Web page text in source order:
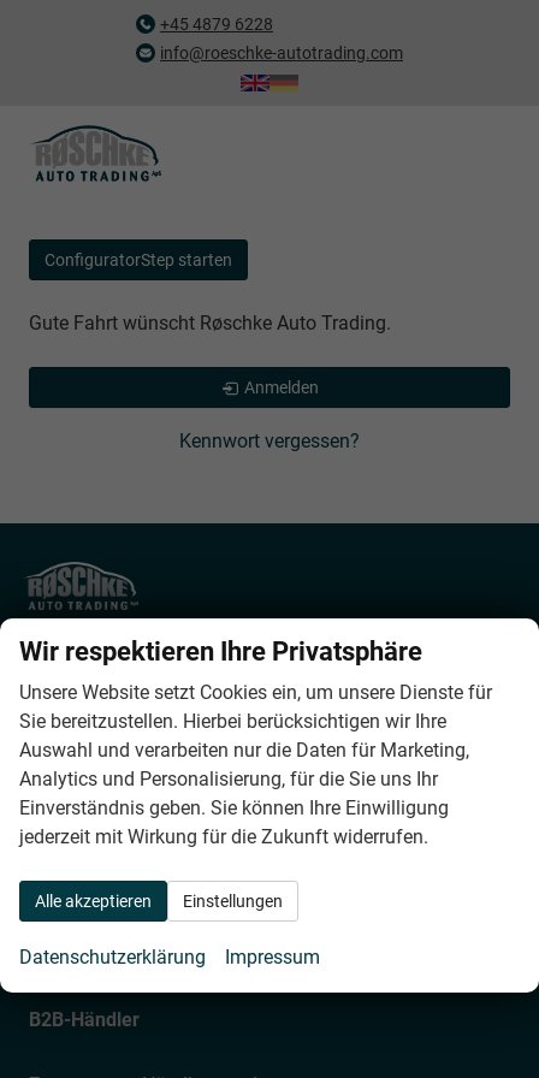
+45 4879 6228
info@roeschke-autotrading.com
ConfiguratorStep starten
Gute Fahrt wünscht Røschke Auto Trading.
Anmelden
Kennwort vergessen?
Helsingørsgade 57
DK-3400 Hillerød
Phone: 0045 4879 6228
Fax: 0045 4879 6226
E-mail: info@roeschke-autotrading.dk
Bürostunden
Montag bis Donnerstag
09:00 – 12:00 und 13:00 – 17:00
09:00 – 12:00 und 13:00 – 16:00
B2B-Händler
Wir respektieren Ihre Privatsphäre
Unsere Website setzt Cookies ein, um unsere Dienste für
Sie bereitzustellen. Hierbei berücksichtigen wir Ihre
Auswahl und verarbeiten nur die Daten für Marketing,
Analytics und Personalisierung, für die Sie uns Ihr
Einverständnis geben. Sie können Ihre Einwilligung
jederzeit mit Wirkung für die Zukunft widerrufen.
Alle akzeptieren Einstellungen
Datenschutzerklärung Impressum